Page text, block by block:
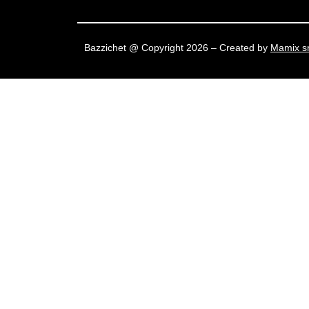
Bazzichet @ Copyright 2026 – Created by Mamix